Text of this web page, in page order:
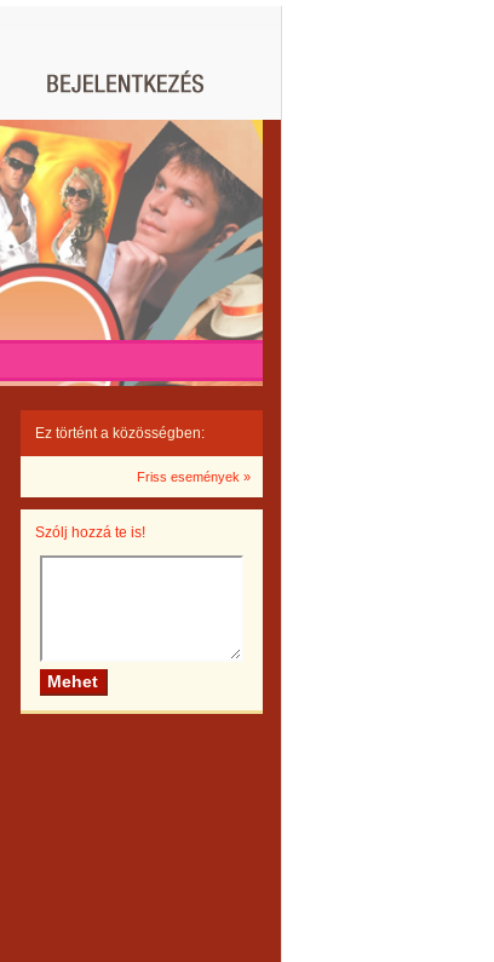
Ez történt a közösségben:
Friss események »
Szólj hozzá te is!